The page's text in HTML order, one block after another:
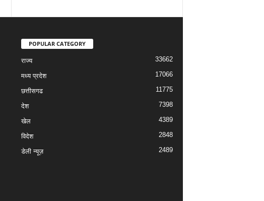
POPULAR CATEGORY
राज्य 33662
मध्य प्रदेश 17066
छत्तीसगढ 11775
देश 7398
खेल 4389
विदेश 2848
डेली न्यूज़ 2489